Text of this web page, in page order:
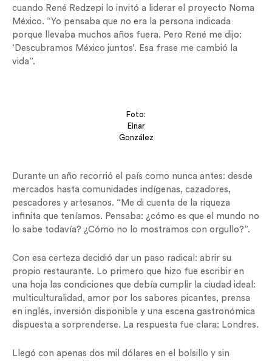
cuando René Redzepi lo invitó a liderar el proyecto Noma
México. “Yo pensaba que no era la persona indicada
porque llevaba muchos años fuera. Pero René me dijo:
‘Descubramos México juntos’. Esa frase me cambió la
vida”.
Foto:
Einar
González
Durante un año recorrió el país como nunca antes: desde
mercados hasta comunidades indígenas, cazadores,
pescadores y artesanos. “Me di cuenta de la riqueza
infinita que teníamos. Pensaba: ¿cómo es que el mundo no
lo sabe todavía? ¿Cómo no lo mostramos con orgullo?”.
Con esa certeza decidió dar un paso radical: abrir su
propio restaurante. Lo primero que hizo fue escribir en
una hoja las condiciones que debía cumplir la ciudad ideal:
multiculturalidad, amor por los sabores picantes, prensa
en inglés, inversión disponible y una escena gastronómica
dispuesta a sorprenderse. La respuesta fue clara: Londres.
Llegó con apenas dos mil dólares en el bolsillo y sin